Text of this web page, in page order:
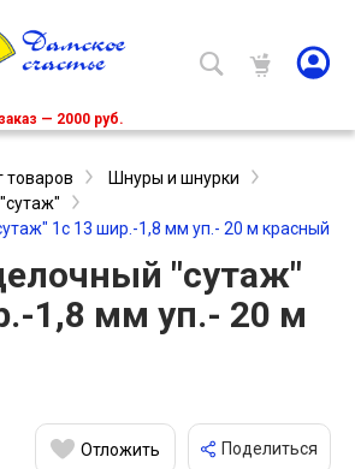
— 2000 руб.
товаров
Шнуры и шнурки
1с 13 шир.-1,8 мм уп.- 20 м красный
"сутаж"
1,8 мм уп.- 20 м
Отложить Поделиться